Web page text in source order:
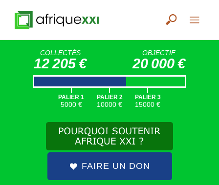
COLLECTÉS
12 205 €
OBJECTIF
20 000 €
|
PALIER 1
5000 €
|
PALIER 2
10000 €
|
PALIER 3
15000 €
FAIRE UN DON